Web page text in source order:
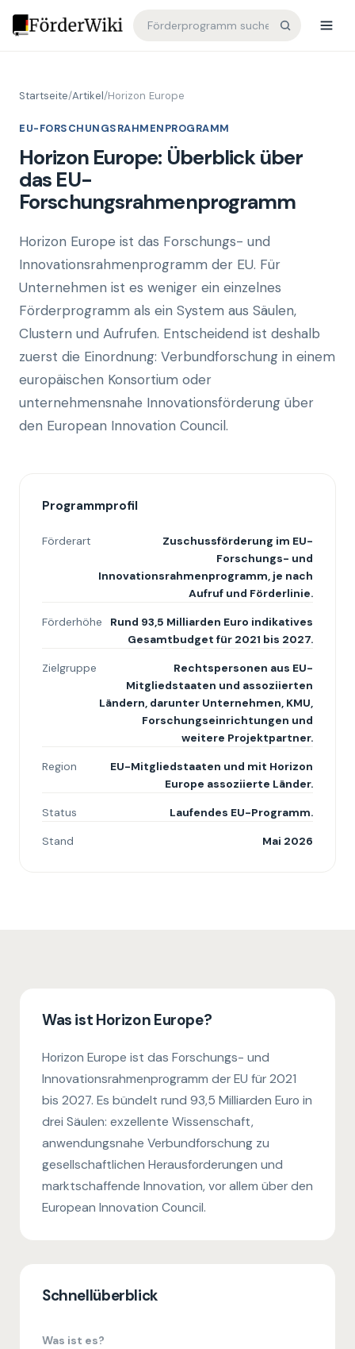
Startseite/Artikel/Horizon Europe
EU-FORSCHUNGSRAHMENPROGRAMM
Horizon Europe: Überblick über
das EU-
Forschungsrahmenprogramm
Horizon Europe ist das Forschungs- und
Innovationsrahmenprogramm der EU. Für
Unternehmen ist es weniger ein einzelnes
Förderprogramm als ein System aus Säulen,
Clustern und Aufrufen. Entscheidend ist deshalb
zuerst die Einordnung: Verbundforschung in einem
europäischen Konsortium oder
unternehmensnahe Innovationsförderung über
den European Innovation Council.
Programmprofil
Förderart
Zuschussförderung im EU-
Forschungs- und
Innovationsrahmenprogramm, je nach
Aufruf und Förderlinie.
Förderhöhe
Rund 93,5 Milliarden Euro indikatives
Gesamtbudget für 2021 bis 2027.
Zielgruppe
Rechtspersonen aus EU-
Mitgliedstaaten und assoziierten
Ländern, darunter Unternehmen, KMU,
Forschungseinrichtungen und
weitere Projektpartner.
Region
EU-Mitgliedstaaten und mit Horizon
Europe assoziierte Länder.
Status
Laufendes EU-Programm.
Stand
Mai 2026
Was ist Horizon Europe?
Horizon Europe ist das Forschungs- und
Innovationsrahmenprogramm der EU für 2021
bis 2027. Es bündelt rund 93,5 Milliarden Euro in
drei Säulen: exzellente Wissenschaft,
anwendungsnahe Verbundforschung zu
gesellschaftlichen Herausforderungen und
marktschaffende Innovation, vor allem über den
European Innovation Council.
Schnellüberblick
Was ist es?